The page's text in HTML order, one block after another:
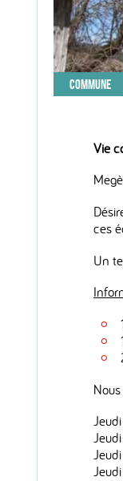
COMMUNE
Vie
ces
Un